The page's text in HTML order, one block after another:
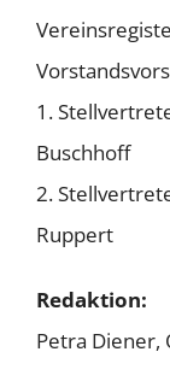
1.
Buschhoff
2.
Ruppert
Redaktion:
Petra Diener,